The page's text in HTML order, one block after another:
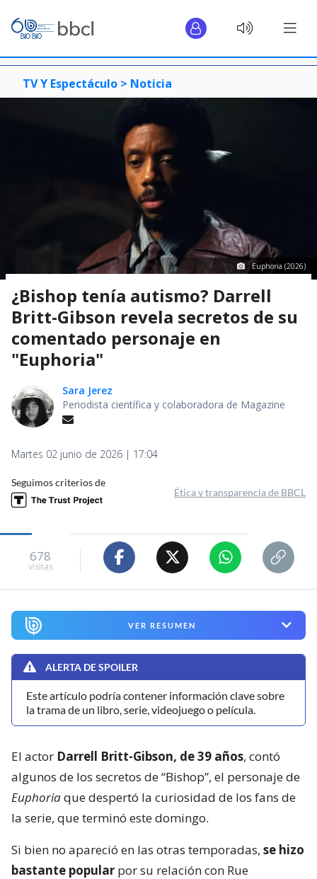
TV Y Espectáculo > Noticia
Euphoria (2026)
¿Bishop tenía autismo? Darrell
Britt-Gibson revela secretos de su
comentado personaje en
"Euphoria"
Sara Jerez
Periodista científica y colaboradora de Magazine
Martes 02 junio de 2026 | 17:04
Seguimos criterios de
Ética y transparencia de BBCL
678
visitas
VER RESUMEN
ALERTA DE SPOILER
Este artículo podría contener información clave sobre
la trama de un libro, serie, videojuego o película.
El actor Darrell Britt-Gibson, de 39 años, contó
algunos de los secretos de “Bishop”, el personaje de
Euphoriaque despertó la curiosidad de los fans de
la serie, que terminó este domingo.
Si bien no apareció en las otras temporadas, se hizo
bastante popular por su relación con Rue